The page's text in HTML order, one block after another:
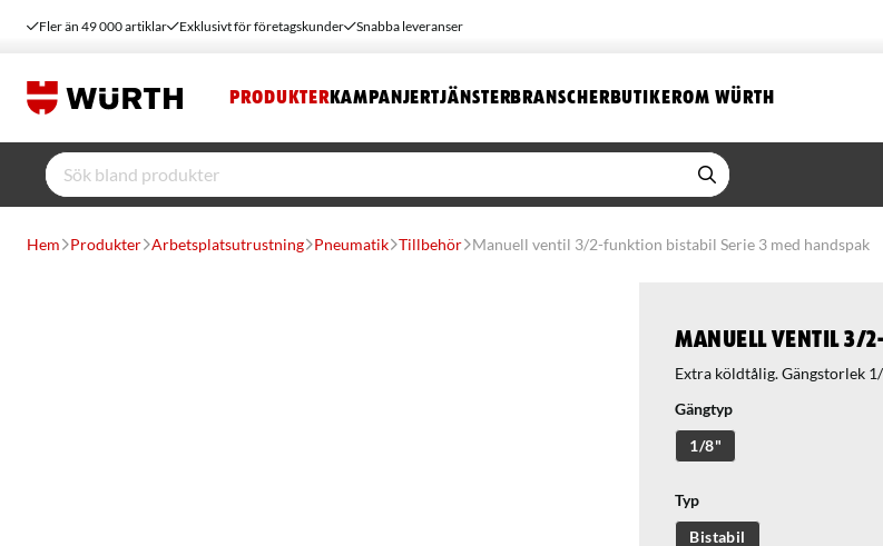
Fler än 49 000 artiklar Exklusivt för företagskunder Snabba leveranser
PRODUKTER KAMPANJERTJÄNSTERBRANSCHERBUTIKEROM WÜRTH
Hem Produkter Arbetsplatsutrustning Pneumatik Tillbehör Manuell ventil 3/2-funktion bistabil Serie 3 med handspak
Manuell ventil 3/
Extra köldtålig. Gängstorlek
Gängtyp
1/8"
Typ
Bistabil